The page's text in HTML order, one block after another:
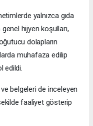
yalnızca gıda
genel hijyen koşulları,
dolapların
muhafaza edilip
edildi.
belgeleri de inceleyen
faaliyet gösterip